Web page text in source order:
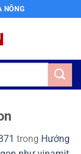
NÔNG
trong Hướng